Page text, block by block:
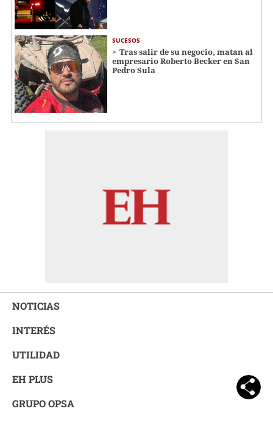
SUCESOS
Tras salir de su negocio, matan al
empresario Roberto Becker en San
Pedro Sula
NOTICIAS
INTERÉS
UTILIDAD
EH PLUS
GRUPO OPSA